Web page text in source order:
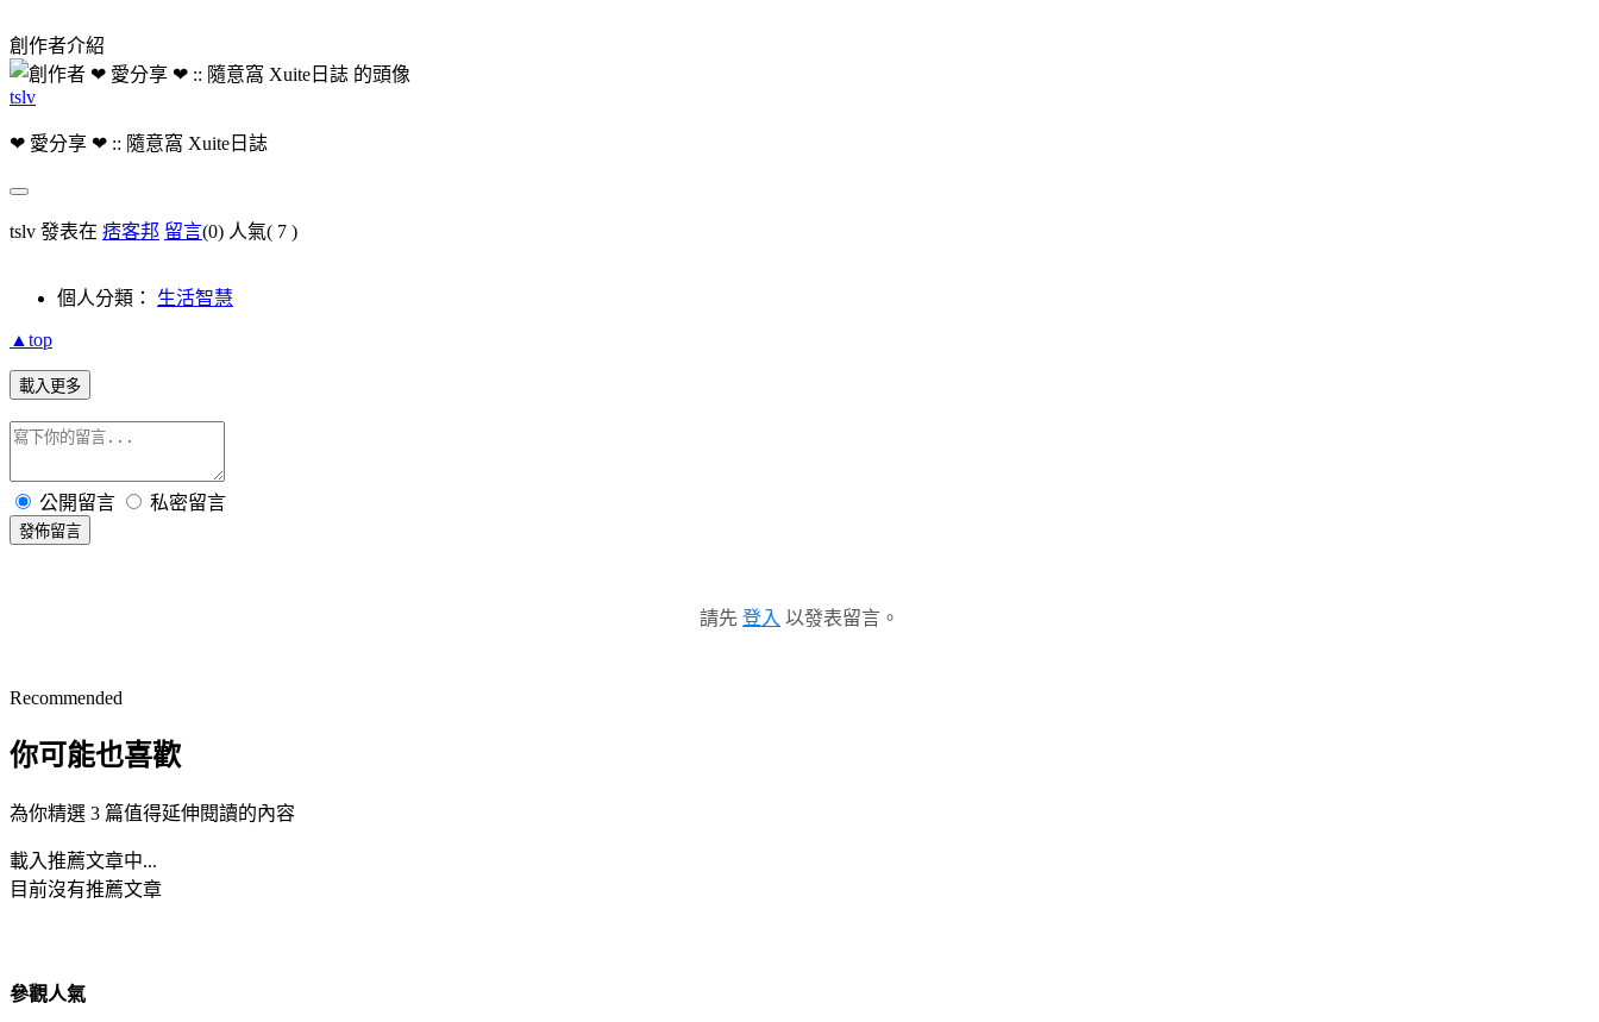
創作者介紹
tslv
❤ 愛分享 ❤ :: 隨意窩 Xuite日誌
tslv 發表在 痞客邦 留言(0) 人氣( 7 )
個人分類： 生活智慧
▲top
載入更多
公開留言 私密留言
發佈留言
請先 登入 以發表留言。
Recommended
你可能也喜歡
為你精選 3 篇值得延伸閱讀的內容
載入推薦文章中...
目前沒有推薦文章
參觀人氣